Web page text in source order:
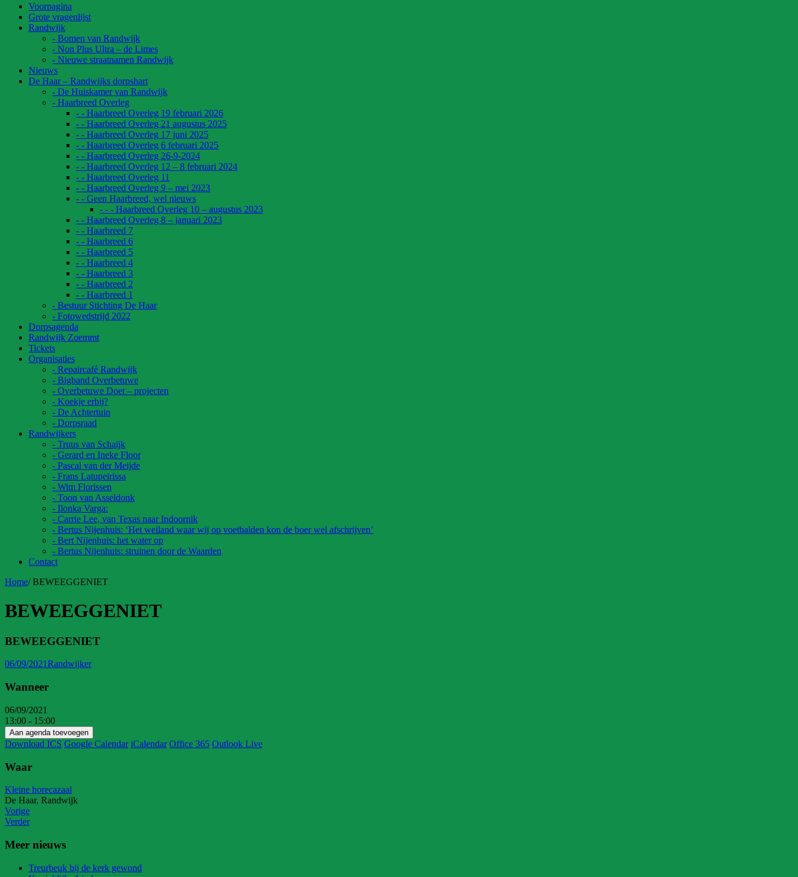
Voorpagina
Grote vragenlijst
Randwijk
- Bomen van Randwijk
- Non Plus Ultra – de Limes
- Nieuwe straatnamen Randwijk
Nieuws
De Haar – Randwijks dorpshart
- De Huiskamer van Randwijk
- Haarbreed Overleg
- - Haarbreed Overleg 19 februari 2026
- - Haarbreed Overleg 21 augustus 2025
- - Haarbreed Overleg 17 juni 2025
- - Haarbreed Overleg 6 februari 2025
- - Haarbreed Overleg 26-9-2024
- - Haarbreed Overleg 12 – 8 februari 2024
- - Haarbreed Overleg 11
- - Haarbreed Overleg 9 – mei 2023
- - Geen Haarbreed, wel nieuws
- - - Haarbreed Overleg 10 – augustus 2023
- - Haarbreed Overleg 8 – januari 2023
- - Haarbreed 7
- - Haarbreed 6
- - Haarbreed 5
- - Haarbreed 4
- - Haarbreed 3
- - Haarbreed 2
- - Haarbreed 1
- Bestuur Stichting De Haar
- Fotowedstrijd 2022
Dorpsagenda
Randwijk Zoemmt
Tickets
Organisaties
- Repaircafé Randwijk
- Bigband Overbetuwe
- Overbetuwe Doet – projecten
- Koekje erbij?
- De Achtertuin
- Dorpsraad
Randwijkers
- Truus van Schaijk
- Gerard en Ineke Floor
- Pascal van der Meijde
- Frans Latupeirissa
- Wim Florissen
- Toon van Asseldonk
- Ilonka Varga:
- Carrie Lee, van Texas naar Indoornik
- Bertus Nijenhuis: ‘Het weiland waar wij op voetbalden kon de boer wel afschrijven’
- Bert Nijenhuis: het water op
- Bertus Nijenhuis: struinen door de Waarden
Contact
Home/BEWEEGGENIET
BEWEEGGENIET
BEWEEGGENIET
06/09/2021Randwijker
Wanneer
06/09/2021
13:00 - 15:00
Aan agenda toevoegen
Download ICS Google Calendar iCalendar Office 365 Outlook Live
Waar
Kleine horecazaal
De Haar, Randwijk
Vorige
Verder
Meer nieuws
Treurbeuk bij de kerk gewond